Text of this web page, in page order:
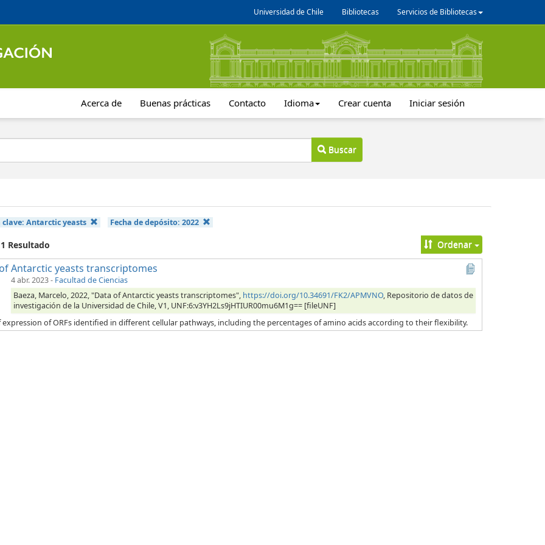
Universidad de Chile Bibliotecas Servicios de Bibliotecas
Acerca de Buenas prácticas Contacto Idioma Crear cuenta Iniciar sesión
Buscar
Antarctic yeasts Fecha de depósito:2022
Resultado Ordenar
Antarctic yeasts transcriptomes
4 abr. 2023- Facultad de Ciencias
Baeza, Marcelo, 2022, "Data of Antarctic yeasts transcriptomes", https://doi.org/10.34691/FK2/APMVNO, Repositorio de datos de
investigación de la Universidad de Chile, V1, UNF:6:v3YH2Ls9jHTIUR00mu6M1g== [fileUNF]
expression of ORFs identified in different cellular pathways, including the percentages of amino acids according to their flexibility.